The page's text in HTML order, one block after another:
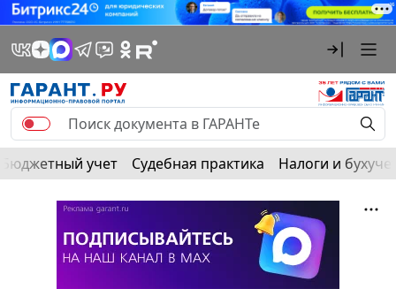
Бюджетный учет Судебная практика Налоги и